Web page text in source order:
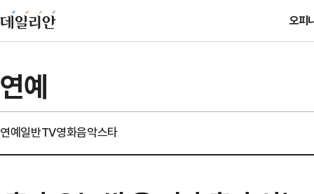
오피
연예
연예일반TV영화음악스타